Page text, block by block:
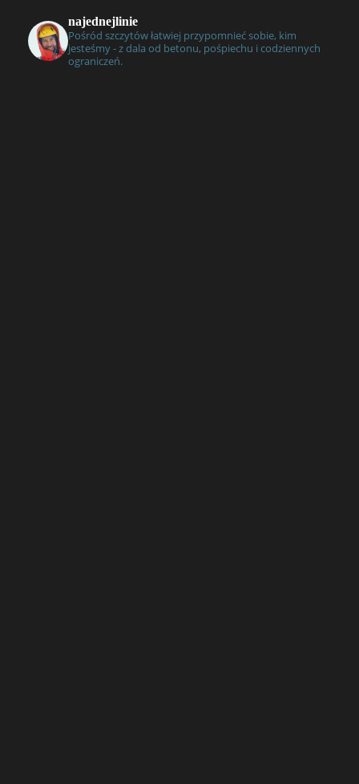
najednejlinie
Pośród szczytów łatwiej przypomnieć sobie, kim
jesteśmy - z dala od betonu, pośpiechu i codziennych
ograniczeń.